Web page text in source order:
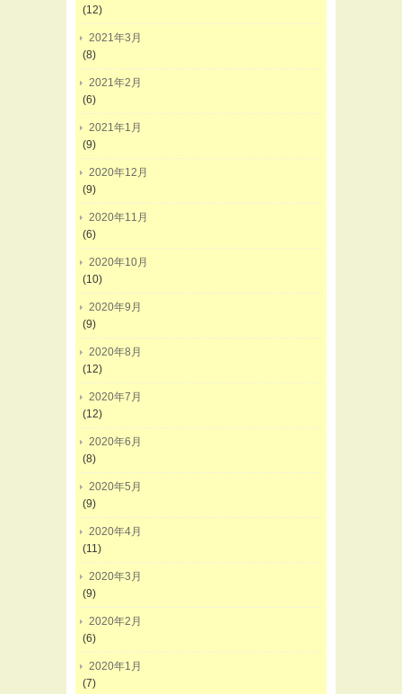
(12)
2021年3月
(8)
2021年2月
(6)
2021年1月
(9)
2020年12月
(9)
2020年11月
(6)
2020年10月
(10)
2020年9月
(9)
2020年8月
(12)
2020年7月
(12)
2020年6月
(8)
2020年5月
(9)
2020年4月
(11)
2020年3月
(9)
2020年2月
(6)
2020年1月
(7)